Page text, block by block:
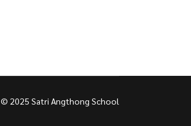
© 2025 Satri Angthong School